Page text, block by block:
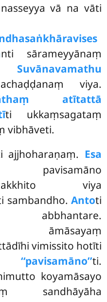
vā na vāti
nti sārameyyānaṃ
Suvānavamathu
viya.
atītattā
ti ukkaṃsagataṃ
vibhāveti.
ajjhoharaṇaṃ. Esa
viya
sambandho. Antoti
āmāsayaṃ
vimissito hotīti
‘‘pavisamāno’’ti.
koyamāsayo
sandhāyāha